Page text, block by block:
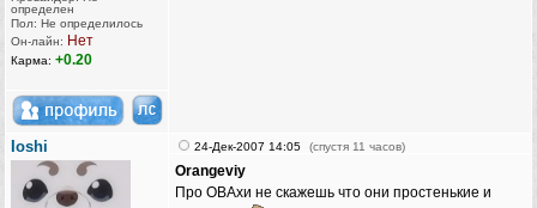
определен
Пол: Не определилось
Он-лайн: Нет
Карма: +0.20
Ioshi 24-Дек-2007 14:05 (спустя 11 часов)
Orangeviy
Про ОВАхи не скажешь что они простенькие и